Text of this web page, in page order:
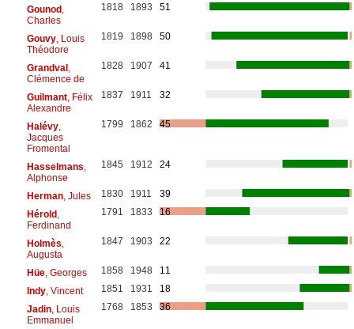
Gounod,
Charles
1818 1893 51
Gouvy, Louis
Théodore
1819 1898 50
Grandval,
Clémence de
1828 1907 41
Guilmant, Félix
Alexandre
1837 1911 32
Halévy,
Jacques
Fromental
1799 1862 45
Hasselmans
Alphonse
1845 1912 24
Herman, Jules 1830 1911
39
Hérold,
Ferdinand
1791 1833 16
Holmès
Augusta
1847 1903 22
Hüe, Georges 1858 1948
11
Indy, Vincent 1851 1931
18
Jadin, Louis
Emmanuel
1768 1853 36